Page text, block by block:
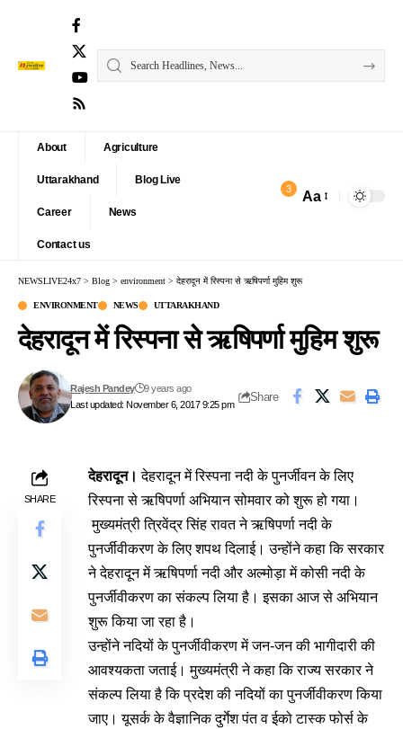
About Agriculture
Uttarakhand Blog Live
Career News
Contact us
3 Aa
NEWSLIVE24x7 > Blog > environment > देहरादून में रिस्पना से ऋषिपर्णा मुहिम शुरू
ENVIRONMENT NEWS UTTARAKHAND
देहरादून में रिस्पना से ऋषिपर्णा मुहिम शुरू
Last updated: November 6, 2017 9:25 pm
Rajesh Pandey 9 years ago
Share
SHARE
देहरादून। देहरादून में रिस्पना नदी के पुनर्जीवन के लिए
रिस्पना से ऋषिपर्णा अभियान सोमवार को शुरू हो गया।
मुख्यमंत्री त्रिवेंद्र सिंह रावत ने ऋषिपर्णा नदी के
पुनर्जीवीकरण के लिए शपथ दिलाई। उन्होंने कहा कि सरकार
ने देहरादून में ऋषिपर्णा नदी और अल्मोड़ा में कोसी नदी के
पुनर्जीवीकरण का संकल्प लिया है। इसका आज से अभियान
शुरू किया जा रहा है।
उन्होंने नदियों के पुनर्जीवीकरण में जन-जन की भागीदारी की
आवश्यकता जताई। मुख्यमंत्री ने कहा कि राज्य सरकार ने
संकल्प लिया है कि प्रदेश की नदियों का पुनर्जीवीकरण किया
जाए। यूसर्क के वैज्ञानिक दुर्गेश पंत व ईको टास्क फोर्स के